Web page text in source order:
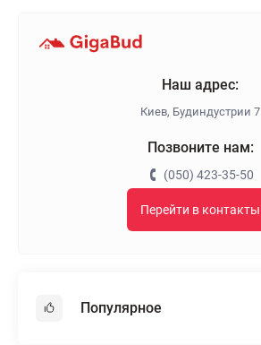
Наш адрес:
Киев, Будиндустрии 7
Позвоните нам:
(050) 423-35-50
Перейти в контакты
Популярное